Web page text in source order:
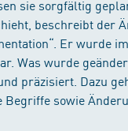
sie sorgfältig
beschreibt der
Er wurde
Was wurde
präzisiert. Dazu
sowie